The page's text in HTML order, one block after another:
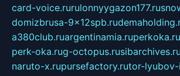
card-voice.rurulonnyygazon177.ru
domizbrusa-9x12spb.ru
a380club.ruargentinamia.ruperkoka.ru
perk-oka.rug-octopus.rusibarchives.ru
naruto-x.rupursefactory.rutor-